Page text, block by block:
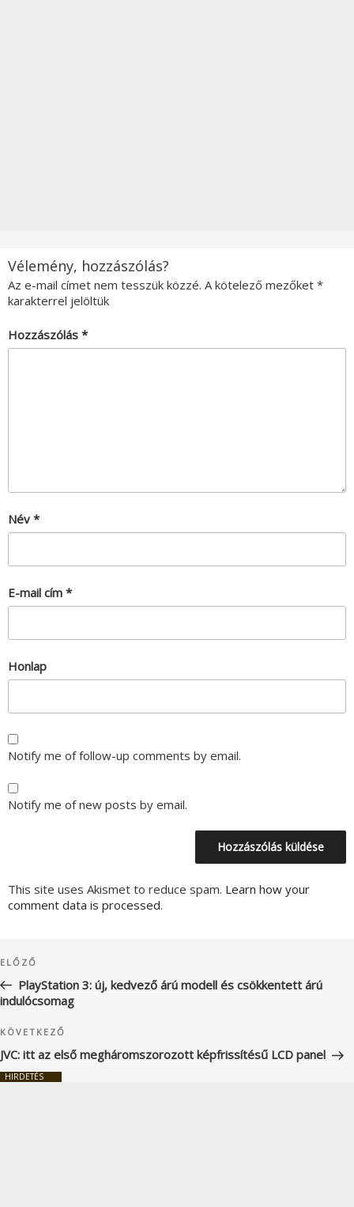
Vélemény, hozzászólás?
Az e-mail címet nem tesszük közzé. A kötelező mezőket *
karakterrel jelöltük
Hozzászólás *
Név *
E-mail cím *
Honlap
Notify me of follow-up comments by email.
Notify me of new posts by email.
This site uses Akismet to reduce spam. Learn how your
comment data is processed.
navigáció
Korábbi
bejegyzés
ELŐZŐ
PlayStation 3: új, kedvező árú modell és csökkentett árú
indulócsomag
Következő
bejegyzés
KÖVETKEZŐ
JVC: itt az első megháromszorozott képfrissítésű LCD panel
HIRDETÉS